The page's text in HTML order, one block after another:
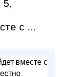
5,
с ...